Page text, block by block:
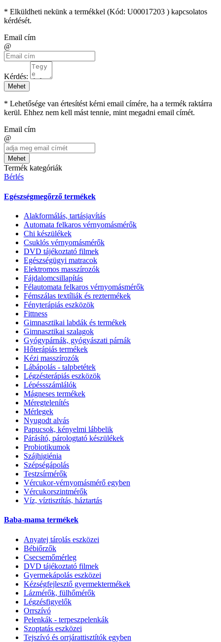
* Elküldheti nekünk a termékkel (Kód: U00017203 ) kapcsolatos
kérdését.
Email cím
@
Kérdés:
Mehet
* Lehetősége van értesítést kérni email címére, ha a termék raktárra
kerül. Ehhez nem kell mást tennie, mint megadni email címét.
Email cím
@
Mehet
Termék kategóriák
Bérlés
Egészségmegőrző termékek
Alakformálás, tartásjavítás
Automata felkaros vérnyomásmérők
Chi készülékek
Csuklós vérnyomásmérők
DVD tájékoztató filmek
Egészségügyi matracok
Elektromos masszírozók
Fájdalomcsillapítás
Félautomata felkaros vérnyomásmérők
Fémszálas textíliák és reztermékek
Fényterápiás eszközök
Fittness
Gimnasztikai labdák és termékek
Gimnasztikai szalagok
Gyógypárnák, gyógyászati párnák
Hőterápiás termékek
Kézi masszírozók
Lábápolás - talpbetétek
Légzésterápiás eszközök
Lépéssszámlálók
Mágneses termékek
Méregtelenítés
Mérlegek
Nyugodt alvás
Papucsok, kényelmi lábbelik
Párásító, párologtató készülékek
Probiotikumok
Szájhigiénia
Szépségápolás
Testzsírmérők
Vércukor-vérnyomásmérő egyben
Vércukorszintmérők
Víz, víztisztítás, háztartás
Baba-mama termékek
Anyatej tárolás eszközei
Bébiőrzők
Csecsemőmérleg
DVD tájékoztató filmek
Gyermekápolás eszközei
Kézségfejlesztő gyermektermékek
Lázmérők, fülhőmérők
Légzésfigyelők
Orrszívó
Pelenkák - terpeszpelenkák
Szoptatás eszközei
Tejszívó és orrjárattisztítók egyben